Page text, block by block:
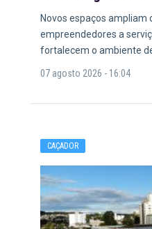
Novos espaços ampliam
empreendedores a
fortalecem o ambiente
07 agosto 2026 - 16:04
CAÇADOR